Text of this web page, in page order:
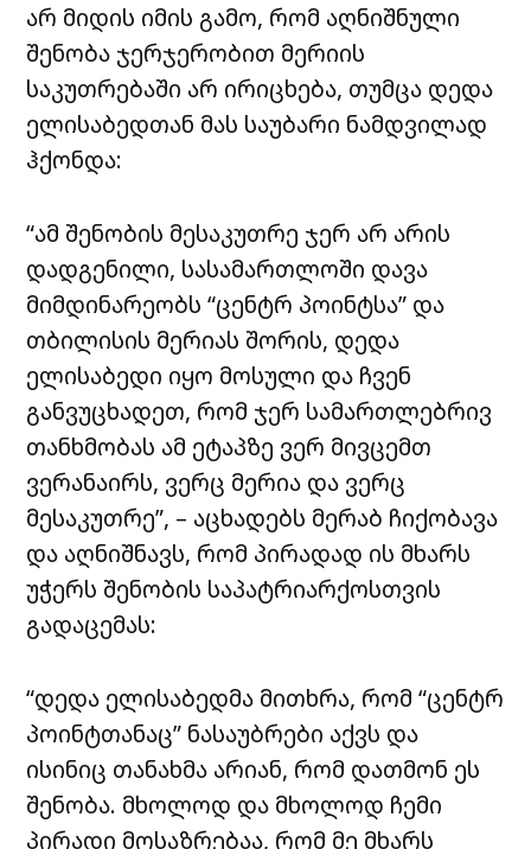
არ მიდის იმის გამო, რომ აღნიშნული
შენობა ჯერჯერობით მერიის
საკუთრებაში არ ირიცხება, თუმცა დედა
ელისაბედთან მას საუბარი ნამდვილად
ჰქონდა:
“ამ შენობის მესაკუთრე ჯერ არ არის
დადგენილი, სასამართლოში დავა
მიმდინარეობს “ცენტრ პოინტსა” და
თბილისის მერიას შორის, დედა
ელისაბედი იყო მოსული და ჩვენ
განვუცხადეთ, რომ ჯერ სამართლებრივ
თანხმობას ამ ეტაპზე ვერ მივცემთ
ვერანაირს, ვერც მერია და ვერც
მესაკუთრე”, – აცხადებს მერაბ ჩიქობავა
და აღნიშნავს, რომ პირადად ის მხარს
უჭერს შენობის საპატრიარქოსთვის
გადაცემას:
“დედა ელისაბედმა მითხრა, რომ “ცენტრ
პოინტთანაც” ნასაუბრები აქვს და
ისინიც თანახმა არიან, რომ დათმონ ეს
შენობა. მხოლოდ და მხოლოდ ჩემი
პირადი მოსაზრებაა, რომ მე მხარს